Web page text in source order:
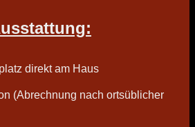
direkt am Haus
(Abrechnung nach ortsüblicher